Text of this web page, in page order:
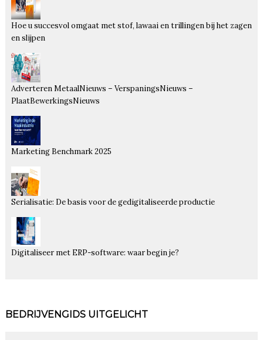
Hoe u succesvol omgaat met stof, lawaai en trillingen bij het zagen
en slijpen
Adverteren MetaalNieuws – VerspaningsNieuws –
PlaatBewerkingsNieuws
Marketing Benchmark 2025
Serialisatie: De basis voor de gedigitaliseerde productie
Digitaliseer met ERP-software: waar begin je?
BEDRIJVENGIDS UITGELICHT